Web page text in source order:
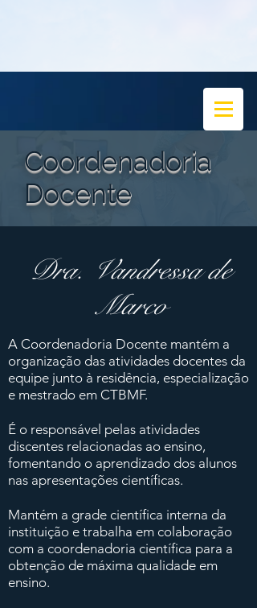
Coordenadoria
Docente
Dra. Vandressa de
Marco
A Coordenadoria Docente mantém a
organização das atividades docentes da
equipe junto à residência, especialização
e mestrado em CTBMF.
É o responsável pelas atividades
discentes relacionadas ao ensino,
fomentando o aprendizado dos alunos
nas apresentações científicas.
Mantém a grade científica interna da
instituição e trabalha em colaboração
com a coordenadoria científica para a
obtenção de máxima qualidade em
ensino.